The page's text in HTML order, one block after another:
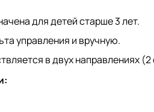
для детей старше 3 лет.
управления и вручную.
в двух направлениях (2